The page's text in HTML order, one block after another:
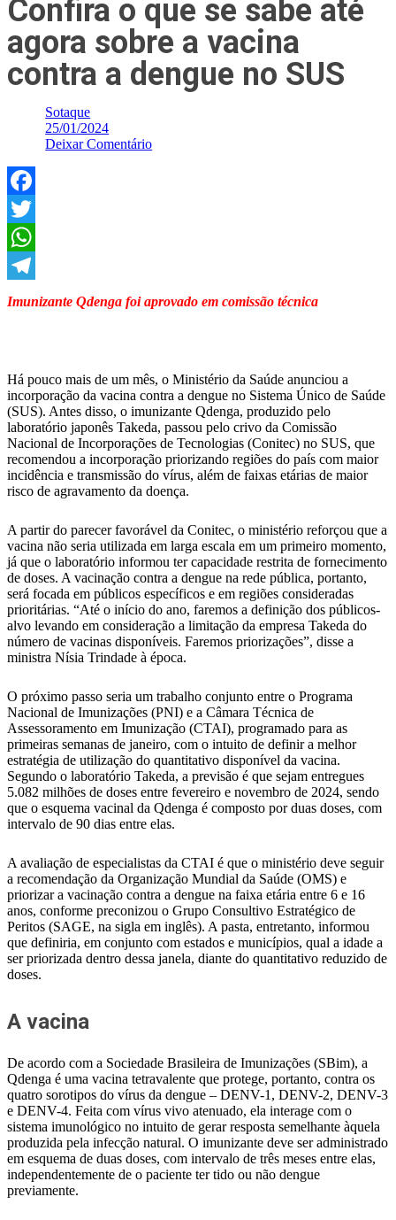
Confira o que se sabe até
agora sobre a vacina
contra a dengue no SUS
Sotaque
25/01/2024
Deixar Comentário
Facebook
Twitter
WhatsApp
Telegram
Imunizante Qdenga foi aprovado em comissão técnica
Há pouco mais de um mês, o Ministério da Saúde anunciou a
incorporação da vacina contra a dengue no Sistema Único de Saúde
(SUS). Antes disso, o imunizante Qdenga, produzido pelo
laboratório japonês Takeda, passou pelo crivo da Comissão
Nacional de Incorporações de Tecnologias (Conitec) no SUS, que
recomendou a incorporação priorizando regiões do país com maior
incidência e transmissão do vírus, além de faixas etárias de maior
risco de agravamento da doença.
A partir do parecer favorável da Conitec, o ministério reforçou que a
vacina não seria utilizada em larga escala em um primeiro momento,
já que o laboratório informou ter capacidade restrita de fornecimento
de doses. A vacinação contra a dengue na rede pública, portanto,
será focada em públicos específicos e em regiões consideradas
prioritárias. “Até o início do ano, faremos a definição dos públicos-
alvo levando em consideração a limitação da empresa Takeda do
número de vacinas disponíveis. Faremos priorizações”, disse a
ministra Nísia Trindade à época.
O próximo passo seria um trabalho conjunto entre o Programa
Nacional de Imunizações (PNI) e a Câmara Técnica de
Assessoramento em Imunização (CTAI), programado para as
primeiras semanas de janeiro, com o intuito de definir a melhor
estratégia de utilização do quantitativo disponível da vacina.
Segundo o laboratório Takeda, a previsão é que sejam entregues
5.082 milhões de doses entre fevereiro e novembro de 2024, sendo
que o esquema vacinal da Qdenga é composto por duas doses, com
intervalo de 90 dias entre elas.
A avaliação de especialistas da CTAI é que o ministério deve seguir
a recomendação da Organização Mundial da Saúde (OMS) e
priorizar a vacinação contra a dengue na faixa etária entre 6 e 16
anos, conforme preconizou o Grupo Consultivo Estratégico de
Peritos (SAGE, na sigla em inglês). A pasta, entretanto, informou
que definiria, em conjunto com estados e municípios, qual a idade a
ser priorizada dentro dessa janela, diante do quantitativo reduzido de
doses.
A vacina
De acordo com a Sociedade Brasileira de Imunizações (SBim), a
Qdenga é uma vacina tetravalente que protege, portanto, contra os
quatro sorotipos do vírus da dengue – DENV-1, DENV-2, DENV-3
e DENV-4. Feita com vírus vivo atenuado, ela interage com o
sistema imunológico no intuito de gerar resposta semelhante àquela
produzida pela infecção natural. O imunizante deve ser administrado
em esquema de duas doses, com intervalo de três meses entre elas,
independentemente de o paciente ter tido ou não dengue
previamente.